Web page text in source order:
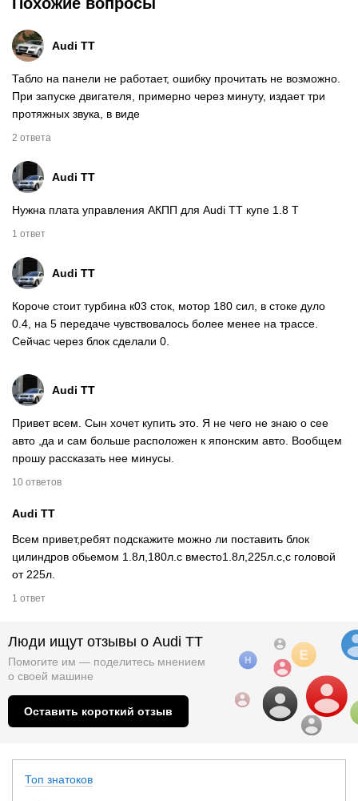
Audi TT
Табло на панели не работает, ошибку прочитать не возможно.
При запуске двигателя, примерно через минуту, издает три
протяжных звука, в виде
2 ответа
Audi TT
Нужна плата управления АКПП для Audi TT купе 1.8 T
1 ответ
Audi TT
Короче стоит турбина к03 сток, мотор 180 сил, в стоке дуло
0.4, на 5 передаче чувствовалось более менее на трассе.
Сейчас через блок сделали 0.
Audi TT
Привет всем. Сын хочет купить это. Я не чего не знаю о сее
авто ,да и сам больше расположен к японским авто. Вообщем
прошу рассказать нее минусы.
10 ответов
Audi TT
Всем привет,ребят подскажите можно ли поставить блок
цилиндров обьемом 1.8л,180л.с вместо1.8л,225л.с,с головой
от 225л.
1 ответ
Люди ищут отзывы о Audi TT
Помогите им — поделитесь мнением
о своей машине
Оставить короткий отзыв
Топ знатоков